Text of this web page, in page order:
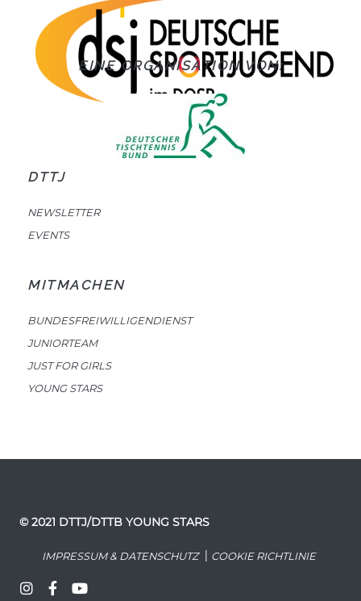
EINE ORGANISATION VON:
DTTJ
NEWSLETTER
EVENTS
MITMACHEN
BUNDESFREIWILLIGENDIENST
JUNIORTEAM
JUST FOR GIRLS
YOUNG STARS
© 2021 DTTJ/DTTB YOUNG STARS
IMPRESSUM & DATENSCHUTZ| COOKIE RICHTLINIE